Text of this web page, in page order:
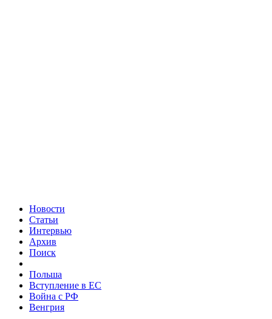
Новости
Статьи
Интервью
Архив
Поиск
Польша
Вступление в ЕС
Война с РФ
Венгрия